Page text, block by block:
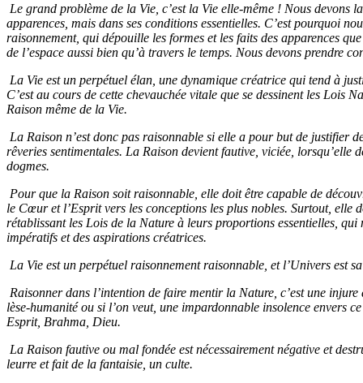
Le grand problème de la Vie, c’est la Vie elle-même ! Nous devons
apparences, mais dans ses conditions essentielles. C’est pourquoi
raisonnement, qui dépouille les formes et les faits des apparences
de l’espace aussi bien qu’à travers le temps. Nous devons prendre
La Vie est un perpétuel élan, une dynamique créatrice qui tend à
C’est au cours de cette chevauchée vitale que se dessinent les Lois
Raison même de la Vie.
La Raison n’est donc pas raisonnable si elle a pour but de justifier
rêveries sentimentales. La Raison devient fautive, viciée, lorsqu’elle
dogmes.
Pour que la Raison soit raisonnable, elle doit être capable de
le Cœur et l’Esprit vers les conceptions les plus nobles. Surtout, elle
rétablissant les Lois de la Nature à leurs proportions essentielles, qui
impératifs et des aspirations créatrices.
La Vie est un perpétuel raisonnement raisonnable, et l’Univers est
Raisonner dans l’intention de faire mentir la Nature, c’est une
lèse-humanité ou si l’on veut, une impardonnable insolence envers
Esprit, Brahma, Dieu.
La Raison fautive ou mal fondée est nécessairement négative et
leurre et fait de la fantaisie, un culte.